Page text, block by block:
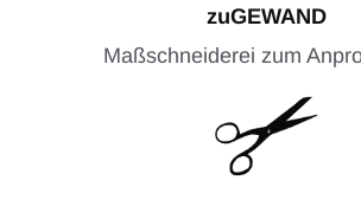
zuGEWAND
Maßschneiderei zum